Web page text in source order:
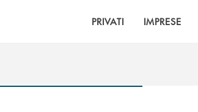
PRIVATI IMPRESE